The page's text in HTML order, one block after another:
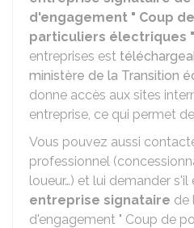
d'engagement " Coup
particuliers électriques "
entreprises est
ministère de la Transition
donne accès aux sites
entreprise, ce qui permet
Vous pouvez aussi
professionnel
loueur…) et lui demander s'il
entreprise signataire de
d'engagement " Coup de